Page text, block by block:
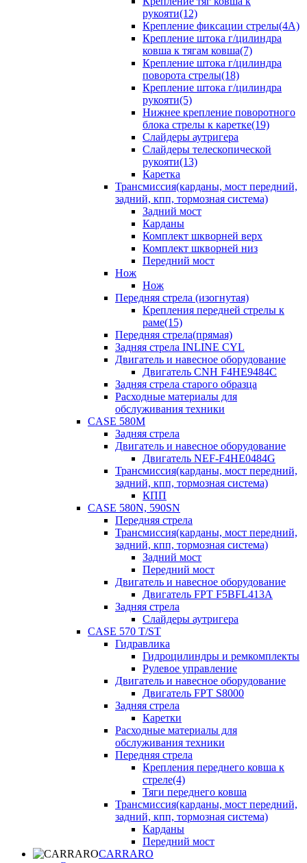
рукояти(12)
Крепление фиксации стрелы(4A)
Крепление штока г/цилиндра
ковша к тягам ковша(7)
Крепление штока г/цилиндра
поворота стрелы(18)
Крепление штока г/цилиндра
рукояти(5)
Нижнее крепление поворотного
блока стрелы к каретке(19)
Слайдеры аутригера
Слайдеры телескопической
рукояти(13)
Каретка
Трансмиссия(карданы, мост передний,
задний, кпп, тормозная система)
Задний мост
Карданы
Комплект шкворней верх
Комплект шкворней низ
Передний мост
Нож
Нож
Передняя стрела (изогнутая)
Крепления передней стрелы к
раме(15)
Передняя стрела(прямая)
Задняя стрела INLINE CYL
Двигатель и навесное оборудование
Двигатель CNH F4HE9484C
Задняя стрела старого образца
Расходные материалы для
обслуживания техники
CASE 580M
Задняя стрела
Двигатель и навесное оборудование
Двигатель NEF-F4HE0484G
Трансмиссия(карданы, мост передний,
задний, кпп, тормозная система)
КПП
CASE 580N, 590SN
Передняя стрела
Трансмиссия(карданы, мост передний,
задний, кпп, тормозная система)
Задний мост
Передний мост
Двигатель и навесное оборудование
Двигатель FPT F5BFL413A
Задняя стрела
Слайдеры аутригера
CASE 570 T/ST
Гидравлика
Гидроцилиндры и ремкомплекты
Рулевое управление
Двигатель и навесное оборудование
Двигатель FPT S8000
Задняя стрела
Каретки
Расходные материалы для
обслуживания техники
Передняя стрела
Крепления переднего ковша к
стреле(4)
Тяги переднего ковша
Трансмиссия(карданы, мост передний,
задний, кпп, тормозная система)
Карданы
Передний мост
CARRARO